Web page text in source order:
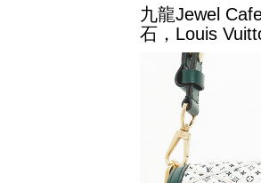
九龍Jewel
石，Louis